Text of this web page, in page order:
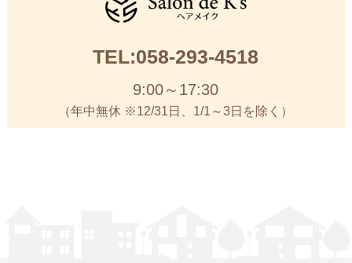
TEL:058-293-4518
9:00～17:30
（年中無休 ※12/31日、1/1～3日を除く）